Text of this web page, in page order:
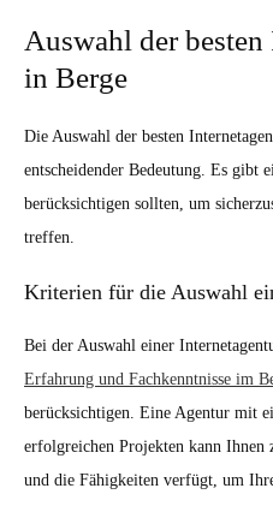
Auswahl der
in Berge
Die Auswahl der besten
entscheidender Bedeutung. Es
berücksichtigen sollten, um
treffen.
Kriterien für die Auswahl
Bei der Auswahl einer
Erfahrung und Fachkenntnisse im
berücksichtigen. Eine Agentur mit
erfolgreichen Projekten kann Ihnen
und die Fähigkeiten verfügt, um